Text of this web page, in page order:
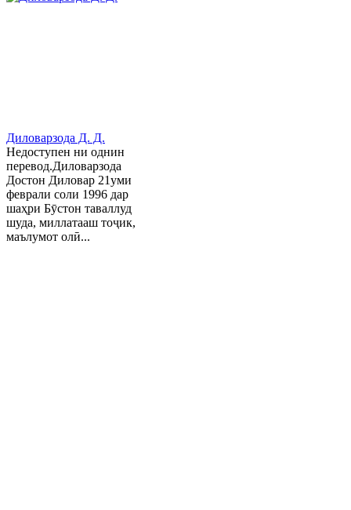
Диловарзода Д. Д.
Недоступен ни однин
перевод.Диловарзода
Достон Диловар 21уми
феврали соли 1996 дар
шаҳри Бӯстон таваллуд
шуда, миллатааш тоҷик,
маълумот олӣ...